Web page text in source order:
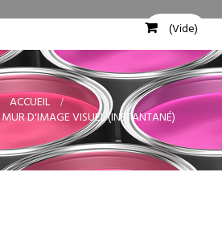
(Vide)
ACCUEIL >
MUR D'IMAGE VISUEL (INSTANTANÉ)